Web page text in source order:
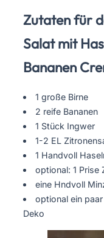
Zutaten für
Salat mit
Bananen
1 große Birne
2 reife Bananen
1 Stück Ingwer
1-2 EL
1 Handvoll
optional: 1 Prise
eine Hndvoll
optional ein
Deko